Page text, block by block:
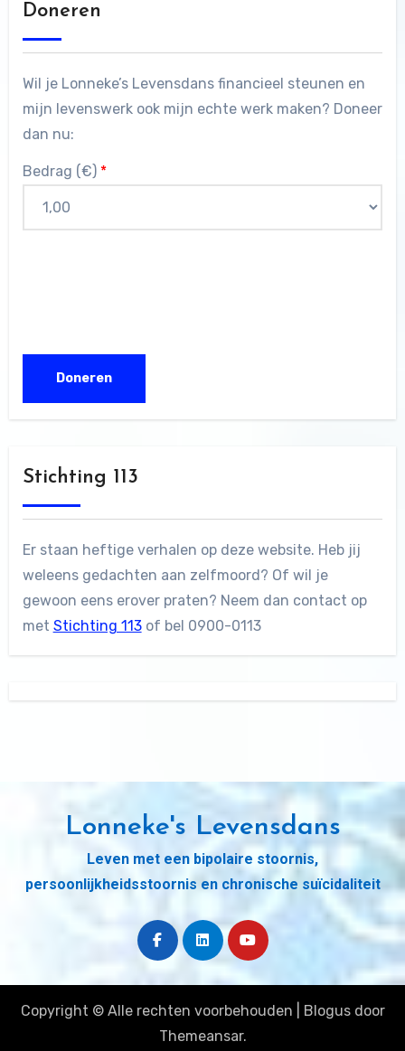
Doneren
Wil je Lonneke’s Levensdans financieel steunen en
mijn levenswerk ook mijn echte werk maken? Doneer
dan nu:
Bedrag (€) *
Stichting 113
Er staan heftige verhalen op deze website. Heb jij
weleens gedachten aan zelfmoord? Of wil je
gewoon eens erover praten? Neem dan contact op
met Stichting 113of bel 0900-0113
Lonneke's Levensdans
Leven met een bipolaire stoornis,
persoonlijkheidsstoornis en chronische suïcidaliteit
Copyright © Alle rechten voorbehouden Blogusdoor
Themeansar.